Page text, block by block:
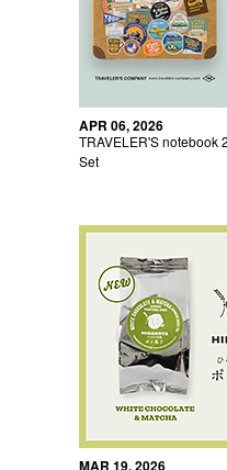
APR 06, 2026
TRAVELER'S notebook
Set
MAR 19, 2026